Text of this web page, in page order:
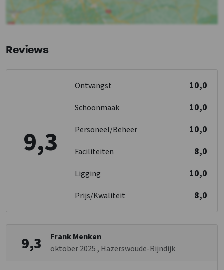
Keuken
Vloer keuken
: Inductie
Slaapkamer
Nu slechts 25% aanbetaling
Wandelroutes
Reviews
9,3
Ontvangst 10,0
Schoonmaak 10,0
Personeel/Beheer 10,0
Faciliteiten 8,0
Ligging 10,0
Prijs/Kwaliteit 8,0
9,3
Frank Menken
oktober 2025, Hazerswoude-Rijndijk